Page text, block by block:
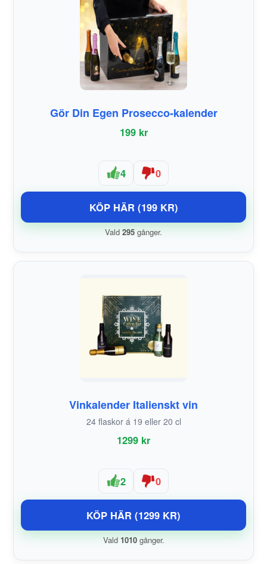
Gör Din Egen Prosecco-kalender
199 kr
4 0
KÖP HÄR (199 KR)
Vald 295 gånger.
Vinkalender Italienskt vin
24 flaskor á 19 eller 20 cl
1299 kr
2 0
KÖP HÄR (1299 KR)
Vald 1010gånger.